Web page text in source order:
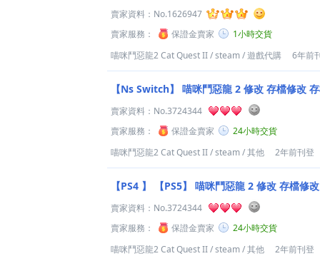
賣家資料： No.1626947
賣家服務：
保證金賣家
1小時交貨
喵咪鬥惡龍2 Cat Quest II/steam/遊戲代購 6年前
【Ns Switch】 喵咪鬥惡龍 2 修改 存檔修改
賣家資料： No.3724344
賣家服務：
保證金賣家
24小時交貨
喵咪鬥惡龍2 Cat Quest II/steam/其他 2年前刊登
【PS4 】 【PS5】 喵咪鬥惡龍 2 修改 存檔修
賣家資料： No.3724344
賣家服務：
保證金賣家
24小時交貨
喵咪鬥惡龍2 Cat Quest II/steam/其他 2年前刊登